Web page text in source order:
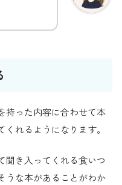
持った内容に合わせて本
れるようになります。
聞き入ってくれる食いつ
うな本があることがわか